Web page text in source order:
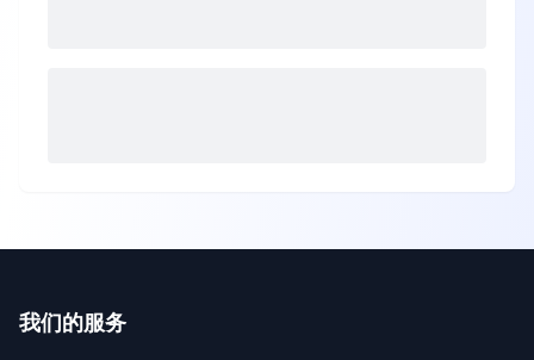
我们的服务